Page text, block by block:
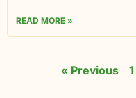
READ MORE »
« Previous 1